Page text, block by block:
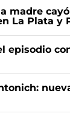
madre
La Plata y
episodio